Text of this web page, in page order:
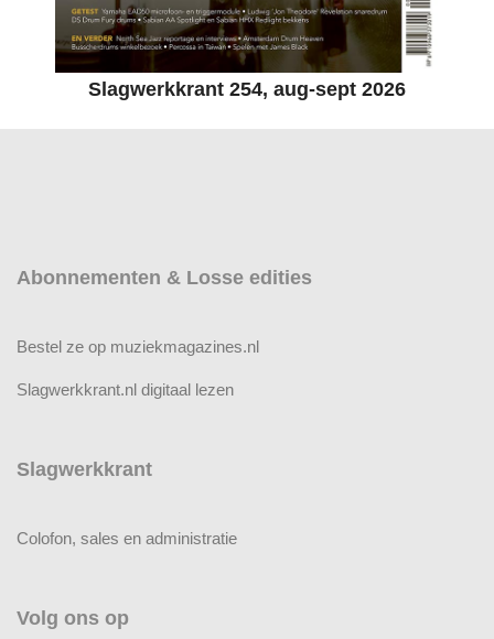
Slagwerkkrant 254, aug-sept 2026
Abonnementen & Losse edities
Bestel ze op muziekmagazines.nl
Slagwerkkrant.nl digitaal lezen
Slagwerkkrant
Colofon, sales en administratie
Volg ons op